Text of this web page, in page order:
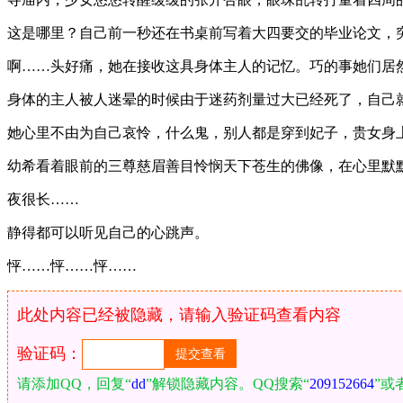
这是哪里？自己前一秒还在书桌前写着大四要交的毕业论文
啊……头好痛，她在接收这具身体主人的记忆。巧的事她们居
身体的主人被人迷晕的时候由于迷药剂量过大已经死了，自
她心里不由为自己哀怜，什么鬼，别人都是穿到妃子，贵女
幼希看着眼前的三尊慈眉善目怜悯天下苍生的佛像，在心里
夜很长……
静得都可以听见自己的心跳声。
怦……怦……怦……
此处内容已经被隐藏，请输入验证码查看内容
验证码：
请添加QQ，回复“dd”解锁隐藏内容。QQ搜索“209152664”或